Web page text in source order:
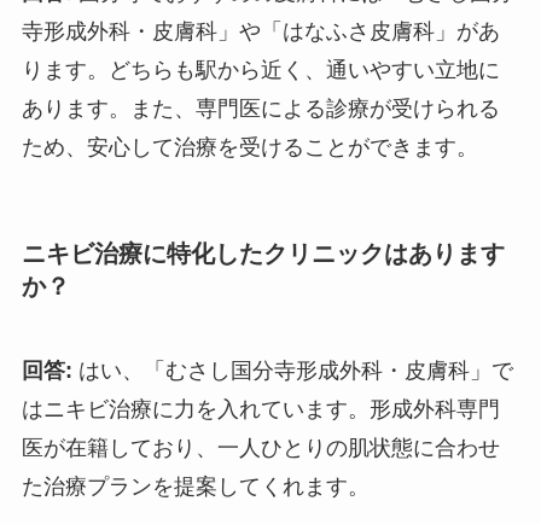
寺形成外科・皮膚科」や「はなふさ皮膚科」があ
ります。どちらも駅から近く、通いやすい立地に
あります。また、専門医による診療が受けられる
ため、安心して治療を受けることができます。
ニキビ治療に特化したクリニックはあります
か？
回答: はい、「むさし国分寺形成外科・皮膚科」で
はニキビ治療に力を入れています。形成外科専門
医が在籍しており、一人ひとりの肌状態に合わせ
た治療プランを提案してくれます。